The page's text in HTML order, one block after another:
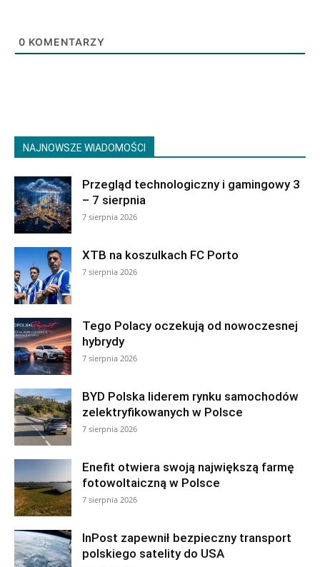
0 KOMENTARZY
NAJNOWSZE WIADOMOŚCI
Przegląd technologiczny i gamingowy 3
– 7 sierpnia
7 sierpnia 2026
XTB na koszulkach FC Porto
7 sierpnia 2026
Tego Polacy oczekują od nowoczesnej
hybrydy
7 sierpnia 2026
BYD Polska liderem rynku samochodów
zelektryfikowanych w Polsce
7 sierpnia 2026
Enefit otwiera swoją największą farmę
fotowoltaiczną w Polsce
7 sierpnia 2026
InPost zapewnił bezpieczny transport
polskiego satelity do USA